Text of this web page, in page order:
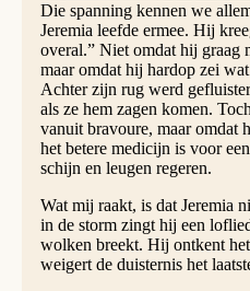
Die spanning kennen we
Jeremia leefde ermee. Hij
overal.” Niet omdat hij graag
maar omdat hij hardop zei
Achter zijn rug werd
als ze hem zagen komen.
vanuit bravoure, maar omdat
het betere medicijn is voor
schijn en leugen regeren.
Wat mij raakt, is dat Jeremia
in de storm zingt hij een
wolken breekt. Hij ontkent
weigert de duisternis het